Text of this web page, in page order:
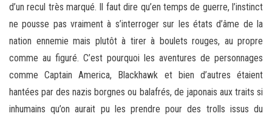
d’un recul très marqué. Il faut dire qu’en temps de guerre, l’instinct
ne pousse pas vraiment à s’interroger sur les états d’âme de la
nation ennemie mais plutôt à tirer à boulets rouges, au propre
comme au figuré. C’est pourquoi les aventures de personnages
comme Captain America, Blackhawk et bien d’autres étaient
hantées par des nazis borgnes ou balafrés, de japonais aux traits si
inhumains qu’on aurait pu les prendre pour des trolls issus du